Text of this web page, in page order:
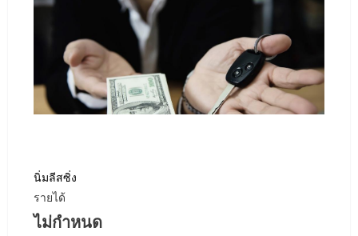
นิ่มลีสซิ่ง
รายได้
ไม่กำหนด